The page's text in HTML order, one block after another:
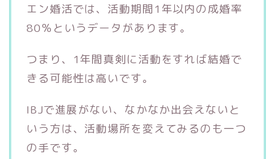
エン婚活では、活動期間1年以内の成婚率
80％というデータがあります。
つまり、1年間真剣に活動をすれば結婚で
きる可能性は高いです。
IBJで進展がない、なかなか出会えないと
いう方は、活動場所を変えてみるのも一つ
の手です。